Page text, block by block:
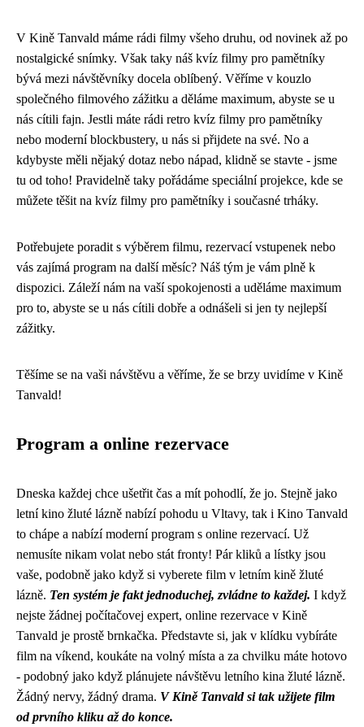
V Kině Tanvald máme rádi filmy všeho druhu, od novinek až po
nostalgické snímky. Však taky náš kvíz filmy pro pamětníky
bývá mezi návštěvníky docela oblíbený. Věříme v kouzlo
společného filmového zážitku a děláme maximum, abyste se u
nás cítili fajn. Jestli máte rádi retro kvíz filmy pro pamětníky
nebo moderní blockbustery, u nás si přijdete na své. No a
kdybyste měli nějaký dotaz nebo nápad, klidně se stavte - jsme
tu od toho! Pravidelně taky pořádáme speciální projekce, kde se
můžete těšit na kvíz filmy pro pamětníky i současné trháky.
Potřebujete poradit s výběrem filmu, rezervací vstupenek nebo
vás zajímá program na další měsíc? Náš tým je vám plně k
dispozici. Záleží nám na vaší spokojenosti a uděláme maximum
pro to, abyste se u nás cítili dobře a odnášeli si jen ty nejlepší
zážitky.
Těšíme se na vaši návštěvu a věříme, že se brzy uvidíme v Kině
Tanvald!
Program a online rezervace
Dneska každej chce ušetřit čas a mít pohodlí, že jo. Stejně jako
letní kino žluté lázně nabízí pohodu u Vltavy, tak i Kino Tanvald
to chápe a nabízí moderní program s online rezervací. Už
nemusíte nikam volat nebo stát fronty! Pár kliků a lístky jsou
vaše, podobně jako když si vyberete film v letním kině žluté
lázně. Ten systém je fakt jednoduchej, zvládne to každej. I když
nejste žádnej počítačovej expert, online rezervace v Kině
Tanvald je prostě brnkačka. Představte si, jak v klídku vybíráte
film na víkend, koukáte na volný místa a za chvilku máte hotovo
- podobný jako když plánujete návštěvu letního kina žluté lázně.
Žádný nervy, žádný drama. V Kině Tanvald si tak užijete film
od prvního kliku až do konce.